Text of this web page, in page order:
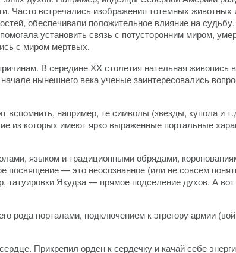
Часто встречались изображения тотемных животных
обеспечивали положительное влияние на
установить связь с потусторонним миром,
с миром мертвых.
В середине ХХ столетия нательная
нынешнего века ученые заинтересовались
например, те символы (звезды, купола и
из которых имеют ярко выраженные портальные
языком и традиционными обрядами,
посвящение — это неосознанное (или не совсем
Якудза — прямое подселение духов. А
рода порталами, подключением к эгрегору армии
Прикрепил орден к сердечку и качай себе